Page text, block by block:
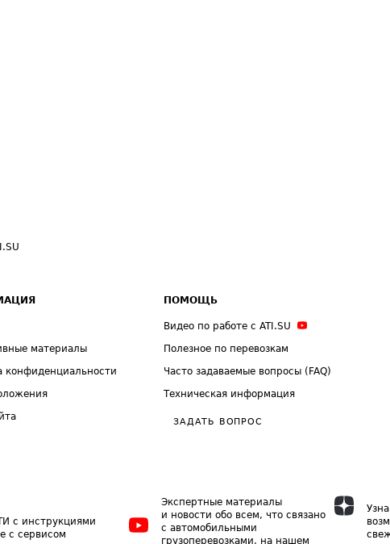
материалы
конфиденциальности
ПОМОЩЬ
Видео по работе с ATI.SU
Полезное по перевозкам
Часто задаваемые вопросы (FAQ)
Техническая информация
ЗАДАТЬ ВОПРОС
с инструкциями
с сервисом
Экспертные материалы
и новости обо всем, что связано
с автомобильными
грузоперевозками, на нашем